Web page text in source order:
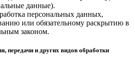
данные).
персональных данных,
или обязательному раскрытию в
законом.
передачи и других видов обработки